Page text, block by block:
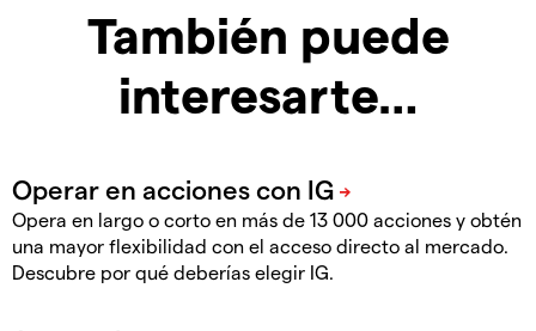
También puede
interesarte…
Opera en largo o corto en más de 13 000 acciones y obtén
una mayor flexibilidad con el acceso directo al mercado.
Descubre por qué deberías elegir IG.